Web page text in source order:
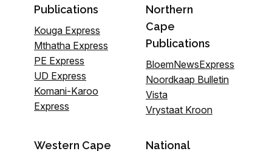
Publications
Kouga Express
Mthatha Express
PE Express
UD Express
Komani-Karoo
Express
Northern
Cape
Publications
BloemNewsExpress
Noordkaap Bulletin
Vista
Vrystaat Kroon
Western Cape
National